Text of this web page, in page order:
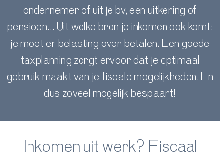
ondernemer of uit je bv, een uitkering of
pensioen… Uit welke bron je inkomen ook komt:
je moet er belasting over betalen. Een goede
taxplanning zorgt ervoor dat je optimaal
gebruik maakt van je fiscale mogelijkheden. En
dus zoveel mogelijk bespaart!
Inkomen uit werk? Fiscaal